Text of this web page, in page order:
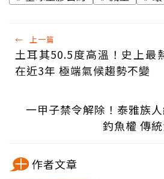
← 上一篇
土耳其50.5度高溫！史上最
在近3年 極端氣候趨勢不變
一甲子禁令解除！泰雅族
釣魚權 傳
作者文章